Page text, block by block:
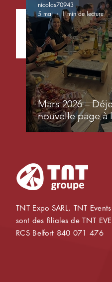
Mars 2026 –
nouvelle page à
nicolas70943
5 mai
1 min de lecture
TNT Expo SARL, TNT
sont des filiales de TNT
RCS Belfort 840 071 476